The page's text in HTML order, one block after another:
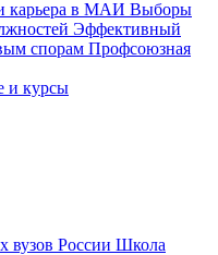
карьера в МАИ Выборы
Эффективный
спорам Профсоюзная
и курсы
вузов России Школа